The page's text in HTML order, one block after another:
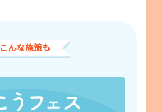
こんな施策も